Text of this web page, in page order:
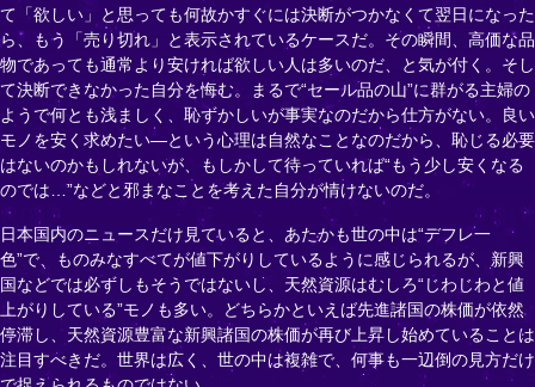
て「欲しい」と思っても何故かすぐには決断がつかなくて翌日になった
ら、もう「売り切れ」と表示されているケースだ。その瞬間、高価な品
物であっても通常より安ければ欲しい人は多いのだ、と気が付く。そし
て決断できなかった自分を悔む。まるで“セール品の山”に群がる主婦の
ようで何とも浅ましく、恥ずかしいが事実なのだから仕方がない。良い
モノを安く求めたい―という心理は自然なことなのだから、恥じる必要
はないのかもしれないが、もしかして待っていれば“もう少し安くなる
のでは…”などと邪まなことを考えた自分が情けないのだ。
日本国内のニュースだけ見ていると、あたかも世の中は“デフレ一
色”で、ものみなすべてが値下がりしているように感じられるが、新興
国などでは必ずしもそうではないし、天然資源はむしろ“じわじわと値
上がりしている”モノも多い。どちらかといえば先進諸国の株価が依然
停滞し、天然資源豊富な新興諸国の株価が再び上昇し始めていることは
注目すべきだ。世界は広く、世の中は複雑で、何事も一辺倒の見方だけ